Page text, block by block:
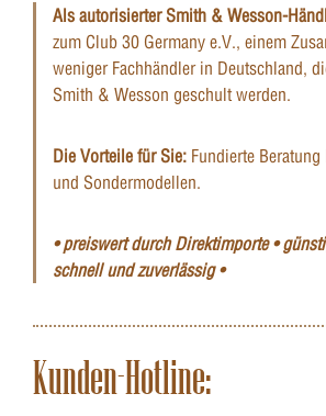
Als autorisierter Smith & Wesson-
zum Club 30 Germany e.V., einem
weniger Fachhändler in Deutschland,
Smith & Wesson geschult werden.
Die Vorteile für Sie: Fundierte
und Sondermodellen.
• preiswert durch Direktimporte •
schnell und zuverlässig •
Kunden-Hotline: